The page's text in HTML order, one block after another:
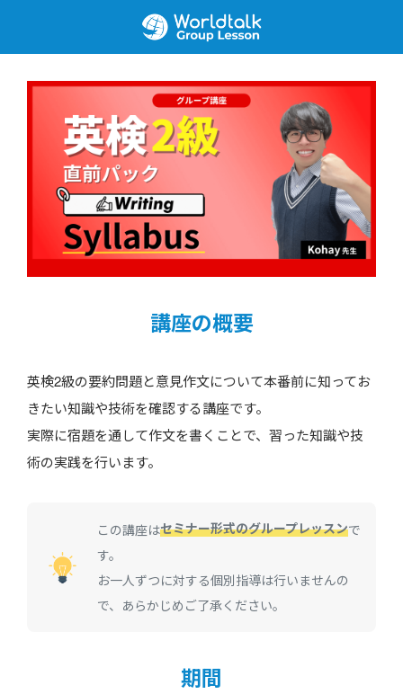
講座の概要
英検2級の要約問題と意見作文について本番前に知ってお
きたい知識や技術を確認する講座です。
実際に宿題を通して作文を書くことで、習った知識や技
術の実践を行います。
この講座はセミナー形式のグループレッスンで
す。
お一人ずつに対する個別指導は行いませんの
で、あらかじめご了承ください。
期間